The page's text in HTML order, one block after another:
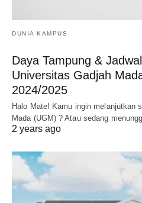
DUNIA KAMPUS
Daya Tampung &
Universitas Gadjah
2024/2025
Halo Mate! Kamu ingin melanjutkan
Mada (UGM) ? Atau sedang
2 years ago